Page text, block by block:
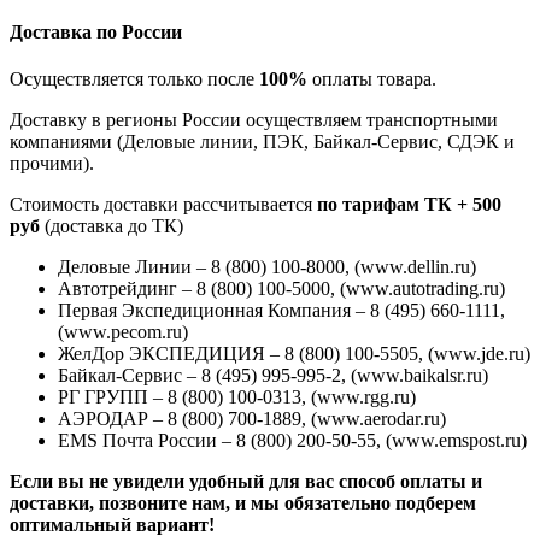
Доставка по России
Осуществляется только после 100% оплаты товара.
Доставку в регионы России осуществляем транспортными
компаниями (Деловые линии, ПЭК, Байкал-Сервис, СДЭК и
прочими).
Стоимость доставки рассчитывается по тарифам ТК + 500
руб (доставка до ТК)
Деловые Линии – 8 (800) 100-8000, (www.dellin.ru)
Автотрейдинг – 8 (800) 100-5000, (www.autotrading.ru)
Первая Экспедиционная Компания – 8 (495) 660-1111,
(www.pecom.ru)
ЖелДор ЭКСПЕДИЦИЯ – 8 (800) 100-5505, (www.jde.ru)
Байкал-Сервис – 8 (495) 995-995-2, (www.baikalsr.ru)
РГ ГРУПП – 8 (800) 100-0313, (www.rgg.ru)
АЭРОДАР – 8 (800) 700-1889, (www.aerodar.ru)
EMS Почта России – 8 (800) 200-50-55, (www.emspost.ru)
Если вы не увидели удобный для вас способ оплаты и
доставки, позвоните нам, и мы обязательно подберем
оптимальный вариант!